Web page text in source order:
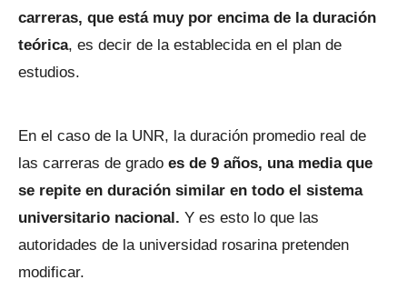
carreras, que está muy por encima de la duración
teórica, es decir de la establecida en el plan de
estudios.
En el caso de la UNR, la duración promedio real de
las carreras de grado es de 9 años, una media que
se repite en duración similar en todo el sistema
universitario nacional. Y es esto lo que las
autoridades de la universidad rosarina pretenden
modificar.